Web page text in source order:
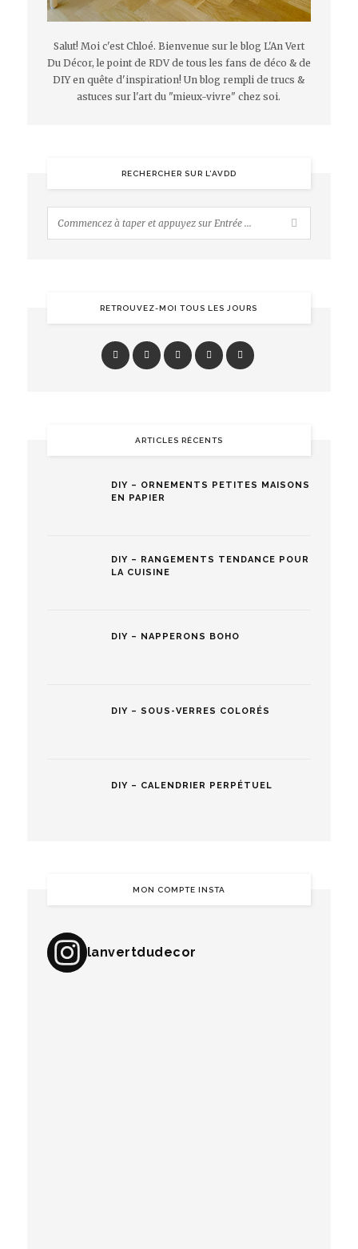
Salut! Moi c'est Chloé. Bienvenue sur le blog L'An Vert
Du Décor, le point de RDV de tous les fans de déco & de
DIY en quête d'inspiration! Un blog rempli de trucs &
astuces sur l'art du "mieux-vivre" chez soi.
RECHERCHER SUR L’AVDD
RETROUVEZ-MOI TOUS LES JOURS
ARTICLES RÉCENTS
DIY – ORNEMENTS PETITES MAISONS
EN PAPIER
DIY – RANGEMENTS TENDANCE POUR
LA CUISINE
DIY – NAPPERONS BOHO
DIY – SOUS-VERRES COLORÉS
DIY – CALENDRIER PERPÉTUEL
MON COMPTE INSTA
lanvertdudecor